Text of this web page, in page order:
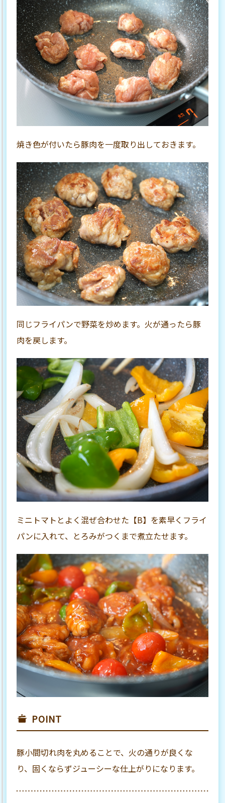
焼き色が付いたら豚肉を一度取り出しておきます。
同じフライパンで野菜を炒めます。火が通ったら豚
肉を戻します。
ミニトマトとよく混ぜ合わせた【B】を素早くフライ
パンに入れて、とろみがつくまで煮立たせます。
POINT
豚小間切れ肉を丸めることで、火の通りが良くな
り、固くならずジューシーな仕上がりになります。